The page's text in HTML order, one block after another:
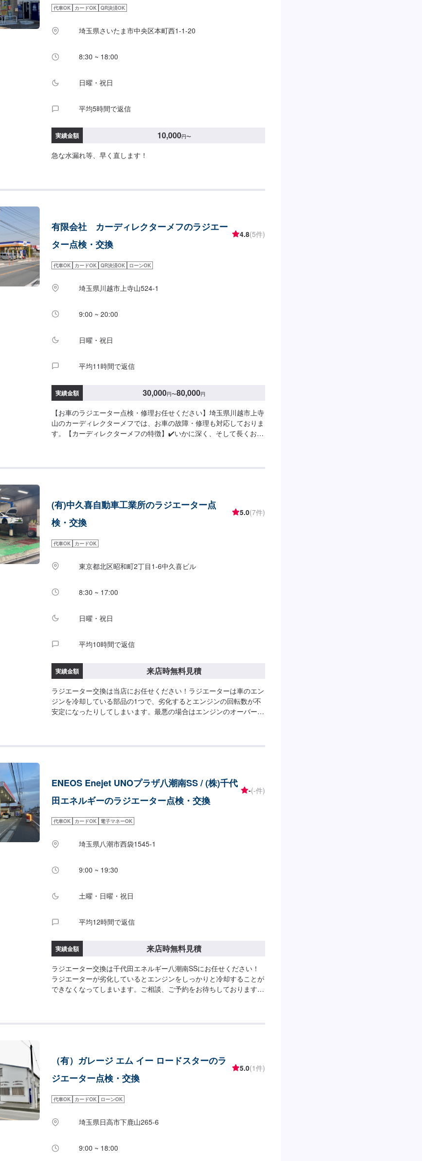
代車OK カードOK QR決済OK
埼玉県さいたま市中央区本町西1-1-20
8:30 ~ 18:00
日曜・祝日
平均5時間で返信
実績金額 10,000円〜
急な水漏れ等、早く直します！
有限会社 カーディレクターメフのラジエー
ター点検・交換
4.8(5件)
代車OK カードOK QR決済OK ローンOK
埼玉県川越市上寺山524-1
9:00 ~ 20:00
日曜・祝日
平均11時間で返信
実績金額 30,000円〜80,000円
【お車のラジエーター点検・修理お任せください】埼玉県川越市上寺
山のカーディレクターメフでは、お車の故障・修理も対応しておりま
す。【カーディレクターメフの特徴】✔️いかに深く、そして長くお客
時間:9:00〜20:00定休日
(有)中久喜自動車工業所のラジエーター点
検・交換
5.0(7件)
代車OK カードOK
東京都北区昭和町2丁目1-6中久喜ビル
8:30 ~ 17:00
日曜・祝日
平均10時間で返信
実績金額 来店時無料見積
ラジエーター交換は当店にお任せください！ラジエーターは車のエン
ジンを冷却している部品の1つで、劣化するとエンジンの回転数が不
安定になったりしてしまいます。最悪の場合はエンジンのオーバーヒ
ENEOS Enejet UNOプラザ八潮南SS / (株)千代
田エネルギーのラジエーター点検・交換
-(-件)
代車OK カードOK 電子マネーOK
埼玉県八潮市西袋1545-1
9:00 ~ 19:30
土曜・日曜・祝日
平均12時間で返信
実績金額 来店時無料見積
ラジエーター交換は千代田エネルギー八潮南SSにお任せください！
ラジエーターが劣化しているとエンジンをしっかりと冷却することが
できなくなってしまいます。ご相談、ご予約をお待ちしております！
（有）ガレージ エム イー ロードスターのラ
ジエーター点検・交換
5.0(1件)
代車OK カードOK ローンOK
埼玉県日高市下鹿山265-6
9:00 ~ 18:00